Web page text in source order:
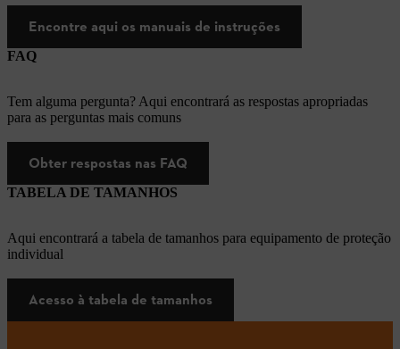
Encontre aqui os manuais de instruções
FAQ
Tem alguma pergunta? Aqui encontrará as respostas apropriadas
para as perguntas mais comuns
Obter respostas nas FAQ
TABELA DE TAMANHOS
Aqui encontrará a tabela de tamanhos para equipamento de proteção
individual
Acesso à tabela de tamanhos